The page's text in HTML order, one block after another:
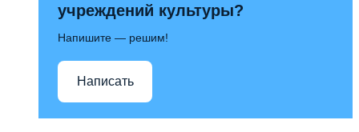
учреждений культуры?
Напишите — решим!
Написать